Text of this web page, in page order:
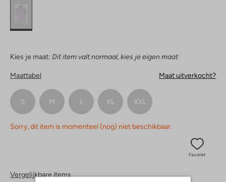
Kies je maat: Dit item valt normaal, kies je eigen maat
Maattabel Maat uitverkocht?
S M L XL XXL
Sorry, dit item is momenteel (nog) niet beschikbaar.
Favoriet
Vergelijkbare items